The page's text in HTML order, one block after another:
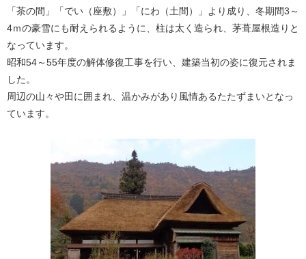
「茶の間」「でい（座敷）」「にわ（土間）」より成り、冬期間3～
4ｍの豪雪にも耐えられるように、柱は太く造られ、茅葺屋根造りと
なっています。
昭和54～55年度の解体修復工事を行い、建築当初の姿に復元されま
した。
周辺の山々や田に囲まれ、温かみがあり風情あるたたずまいとなっ
ています。